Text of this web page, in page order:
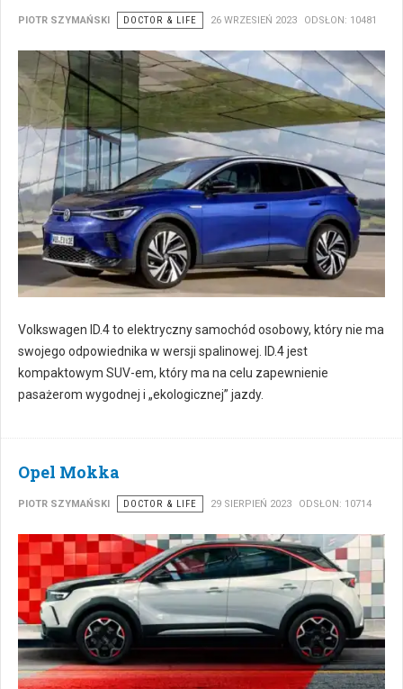
PIOTR SZYMAŃSKI DOCTOR & LIFE 26 WRZESIEŃ 2023 ODSŁON: 10481
Volkswagen ID.4 to elektryczny samochód osobowy, który nie ma
swojego odpowiednika w wersji spalinowej. ID.4 jest
kompaktowym SUV-em, który ma na celu zapewnienie
pasażerom wygodnej i „ekologicznej” jazdy.
Opel Mokka
PIOTR SZYMAŃSKI DOCTOR & LIFE 29 SIERPIEŃ 2023 ODSŁON: 10714